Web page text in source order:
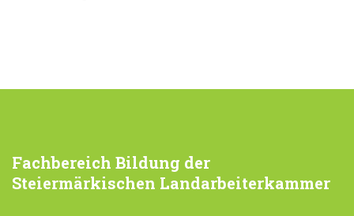
Fachbereich Bildung der
Steiermärkischen Landarbeiterkammer